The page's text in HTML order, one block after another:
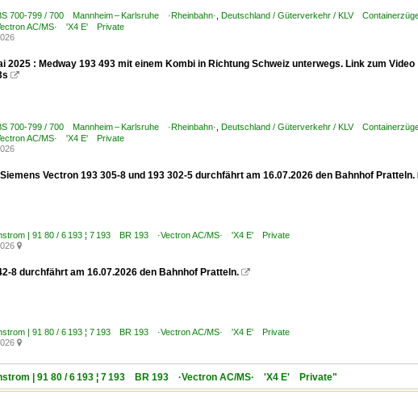
700-799 / 700 Mannheim – Karlsruhe ·Rheinbahn· Deutschland / Güterverkehr / KLV
AC/MS· 'X4 E' Private
2025 : Medway 193 493 mit einem Kombi in Richtung Schweiz unterwegs. Link zum

700-799 / 700 Mannheim – Karlsruhe ·Rheinbahn· Deutschland / Güterverkehr / KLV
AC/MS· 'X4 E' Private
Vectron 193 305-8 und 193 302-5 durchfährt am 16.07.2026 den Bahnhof Pratteln.
| 91 80 / 6 193 ¦ 7 193 BR 193 ·Vectron AC/MS· 'X4 E' Private

8 durchfährt am 16.07.2026 den Bahnhof Pratteln. 
| 91 80 / 6 193 ¦ 7 193 BR 193 ·Vectron AC/MS· 'X4 E' Private

| 91 80 / 6 193 ¦ 7 193 BR 193 ·Vectron AC/MS· 'X4 E' Private"